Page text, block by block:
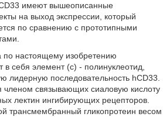
имеют вышеописанные
на выход экспрессии, который
по сравнению с прототипными
по настоящему изобретению
в себя элемент (с) - полинуклеотид,
лидерную последовательность hCD33.
членом связывающих сиаловую кислоту
лектин ингибирующих рецепторов.
трансмембранный гликопротеин весом